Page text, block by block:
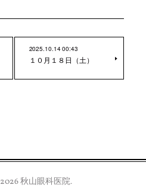
2025.10.14 00:43
１０月１８日（土）
2026秋山眼科医院.